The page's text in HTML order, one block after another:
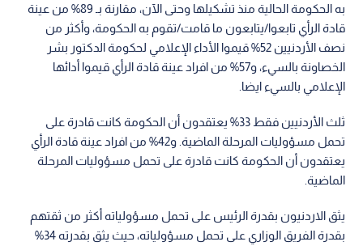
به الحكومة الحالية منذ تشكيلها وحتى الآن، مقارنة بـ 89% من عينة
قادة الرأي تابعوا/يتابعون ما قامت/تقوم به الحكومة، وأكثر من
نصف الأردنيين 52% قيموا الأداء الإعلامي لحكومة الدكتور بشر
الخصاونة بالسيء، و57% من افراد عينة قادة الرأي قيموا أدائها
الإعلامي بالسيء ايضا.
ثلث الأردنيين فقط 33% يعتقدون أن الحكومة كانت قادرة على
تحمل مسؤوليات المرحلة الماضية. و42% من افراد عينة قادة الرأي
يعتقدون أن الحكومة كانت قادرة على تحمل مسؤوليات المرحلة
الماضية.
يثق الاردنيون بقدرة الرئيس على تحمل مسؤولياته أكثر من ثقتهم
بقدرة الفريق الوزاري على تحمل مسؤولياته، حيث يثق بقدرته 34%